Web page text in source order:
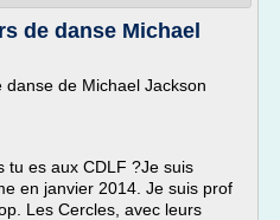
de danse Michael
de Michael Jackson
tu es aux CDLF ?Je suis
en janvier 2014. Je suis prof
Les Cercles, avec leurs